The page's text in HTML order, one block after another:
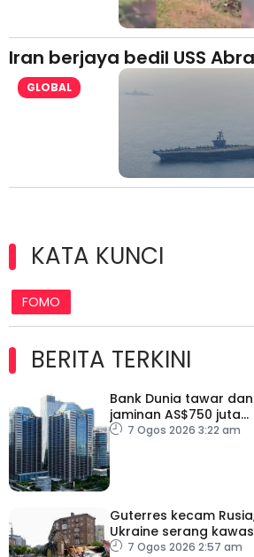
Iran berjaya bedil USS
GLOBAL
KATA KUNCI
FOMO
BERITA TERKINI
Bank Dunia tawar
jaminan AS$750 juta
kepada Indonesia
7 Ogos 2026 3:22 am
Guterres kecam
Ukraine serang
awam7 Ogos 2026 2:57 am